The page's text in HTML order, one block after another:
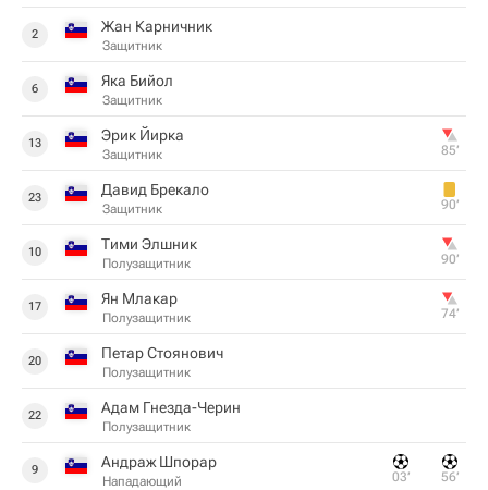
2 Жан Карничник
Защитник
6 Яка Бийол
Защитник
13 Эрик Йирка
Защитник 85‎’‎
23 Давид Брекало
Защитник 90‎’‎
10 Тими Элшник
Полузащитник 90‎’‎
17 Ян Млакар
Полузащитник 74‎’‎
20 Петар Стоянович
Полузащитник
22 Адам Гнезда-Черин
Полузащитник
9 Андраж Шпорар
Нападающий 03‎’‎ 56‎’‎